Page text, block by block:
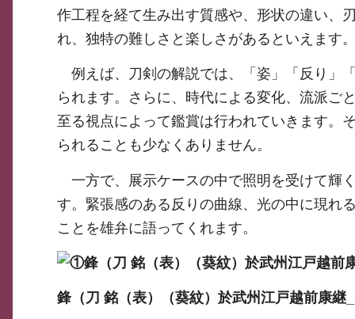
作工程を経て生み出す質感や、形状の違い、
れ、独特の難しさと楽しさがあるといえます
例えば、刀剣の解説では、「姿」「反り」
られます。さらに、時代による変化、流派ご
至る視点によって鑑賞は行われていきます。
られることも少なくありません。
一方で、展示ケースの中で照明を受けて輝
す。緊張感のある反りの曲線、光の中に現れ
ことを雄弁に語ってくれます。
鋒（刀 銘（表）（葵紋）於武州江戸越前康継